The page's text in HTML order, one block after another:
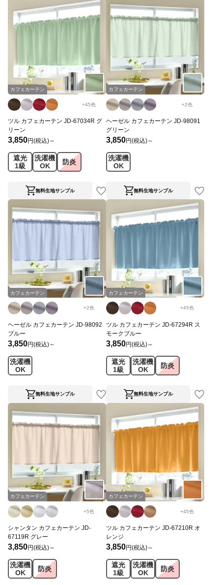
カフェカーテン
+45色
ツル カフェカーテン JD-67034R グ
リーン
3,850円(税込)～
遮光
1級
洗濯機
OK
防炎
無料生地サンプル
カフェカーテン
+2色
ヘーゼル カフェカーテン JD-98091
グリーン
3,850円(税込)～
洗濯機
OK
無料生地サンプル
カフェカーテン
+2色
ヘーゼル カフェカーテン JD-98092
ブルー
3,850円(税込)～
洗濯機
OK
無料生地サンプル
カフェカーテン
+45色
ツル カフェカーテン JD-67294R ス
モークブルー
3,850円(税込)～
遮光
1級
洗濯機
OK
防炎
無料生地サンプル
カフェカーテン
+5色
シャンタン カフェカーテン JD-
67119R グレー
3,850円(税込)～
洗濯機
OK
防炎
カフェカーテン
+45色
ツル カフェカーテン JD-67210R オ
レンジ
3,850円(税込)～
遮光
1級
洗濯機
OK
防炎